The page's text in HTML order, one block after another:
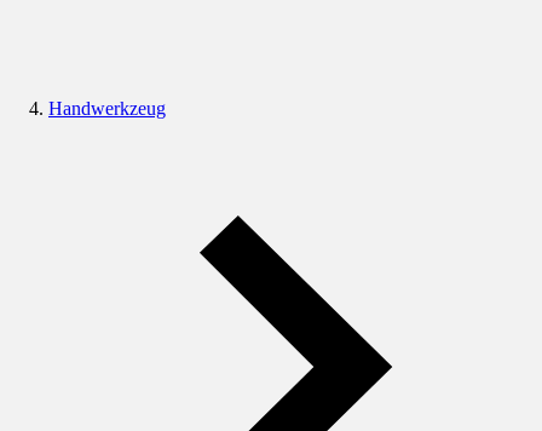
Handwerkzeug